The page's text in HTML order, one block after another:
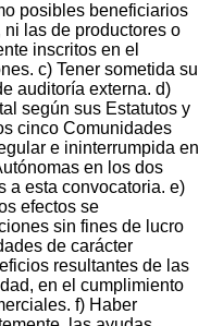
posibles beneficiarios
las de productores o
inscritos en el
c) Tener sometida su
auditoría externa. d)
según sus Estatutos y
cinco Comunidades
e ininterrumpida en
en los dos
a esta convocatoria. e)
efectos se
sin fines de lucro
de carácter
resultantes de las
en el cumplimiento
f) Haber